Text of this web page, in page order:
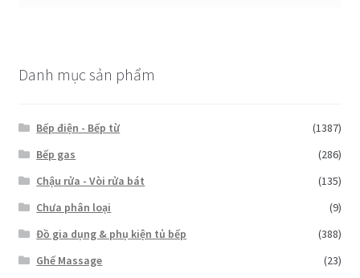
Danh mục sản phẩm
Bếp điện - Bếp từ
(1387)
Bếp gas
(286)
Chậu rửa - Vòi rửa bát
(135)
Chưa phân loại
(9)
Đồ gia dụng & phụ kiện tủ bếp
(388)
Ghế Massage
(23)